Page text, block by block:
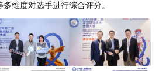
维度对选手进行综合评分。